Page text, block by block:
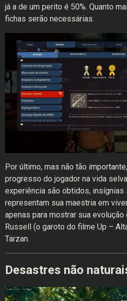
já a de um perito é 50%. Quanto
fichas serão necessárias.
Por último, mas não tão
progresso do jogador na vida
experiência são obtidos, insígnias
representam sua maestria em
apenas para mostrar sua
Russell (o garoto do filme Up –
Tarzan.
Desastres não